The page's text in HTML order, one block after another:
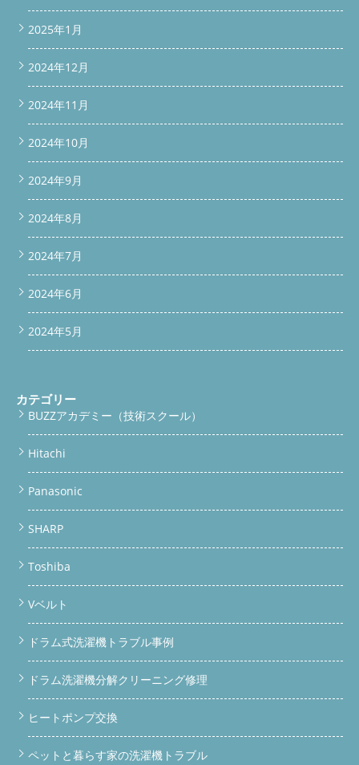
border-radius: 8px; } .price-link-block p { font-size: 16px; margin-
bottom: 12px; color: #333; } .price-link-block .price-button {
display: inline-block; background-color: #FF6600; /* オレンジ色
*/ color: #fff; font-weight: bold; font-size: 16px; padding: 12px
20px; border-radius: 6px; text-decoration: none; transition:
opacity 0.3s; } .price-link-block .price-button:hover { opacity: 0.9;
} 続きを読む
2025年1月
2024年12月
2024年11月
2024年10月
2024年9月
2024年8月
2024年7月
2024年6月
2024年5月
カテゴリー
BUZZアカデミー（技術スクール）
Hitachi
Panasonic
SHARP
Toshiba
Vベルト
ドラム式洗濯機トラブル事例
ドラム洗濯機分解クリーニング修理
ヒートポンプ交換
ペットと暮らす家の洗濯機トラブル